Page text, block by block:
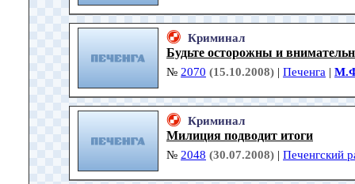
Криминал
Будьте осторожны и
№ 2070 (15.10.2008) | Печенга |
Криминал
Милиция подводит итоги
№ 2048 (30.07.2008) | Печенгский